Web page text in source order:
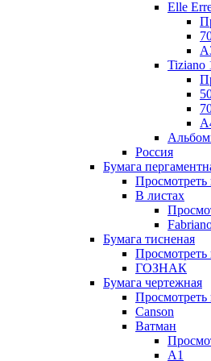
Elle
Tiziano
Россия
Бумага
Просмотреть
В листах
Бумага тисненая
Просмотреть
ГОЗНАК
Бумага чертежная
Просмотреть
Canson
Ватман
А1